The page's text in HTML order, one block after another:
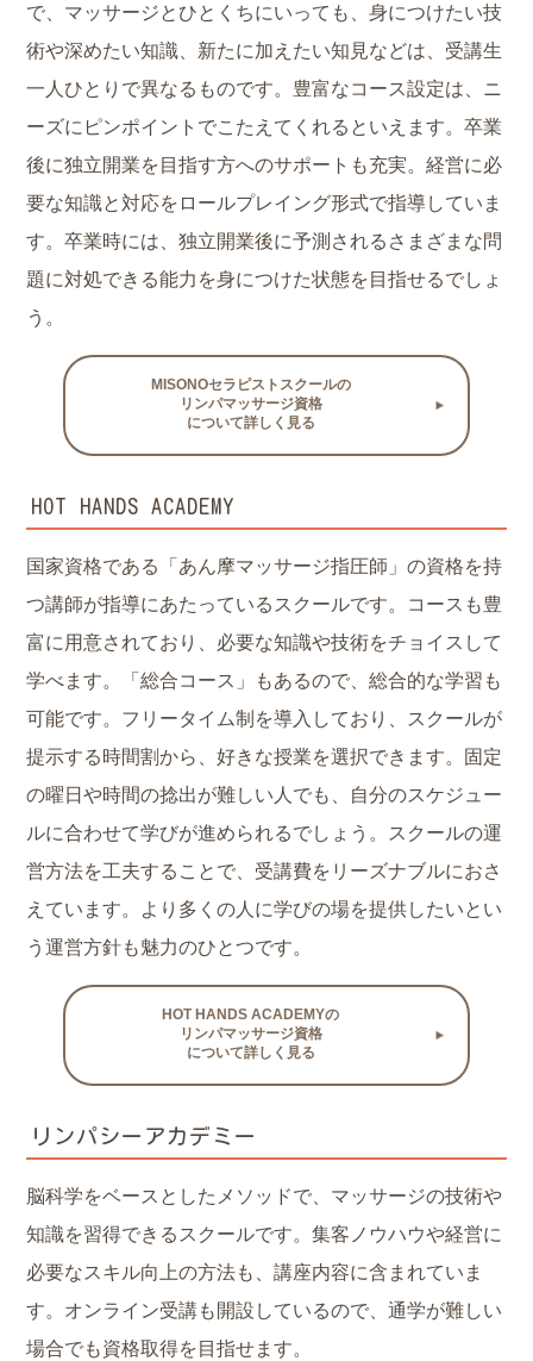
で、マッサージとひとくちにいっても、身につけたい技
術や深めたい知識、新たに加えたい知見などは、受講生
一人ひとりで異なるものです。豊富なコース設定は、ニ
ーズにピンポイントでこたえてくれるといえます。卒業
後に独立開業を目指す方へのサポートも充実。経営に必
要な知識と対応をロールプレイング形式で指導していま
す。卒業時には、独立開業後に予測されるさまざまな問
題に対処できる能力を身につけた状態を目指せるでしょ
う。
MISONOセラピストスクールの
リンパマッサージ資格
について詳しく見る
HOT HANDS ACADEMY
国家資格である「あん摩マッサージ指圧師」の資格を持
つ講師が指導にあたっているスクールです。コースも豊
富に用意されており、必要な知識や技術をチョイスして
学べます。「総合コース」もあるので、総合的な学習も
可能です。フリータイム制を導入しており、スクールが
提示する時間割から、好きな授業を選択できます。固定
の曜日や時間の捻出が難しい人でも、自分のスケジュー
ルに合わせて学びが進められるでしょう。スクールの運
営方法を工夫することで、受講費をリーズナブルにおさ
えています。より多くの人に学びの場を提供したいとい
う運営方針も魅力のひとつです。
HOT HANDS ACADEMYの
リンパマッサージ資格
について詳しく見る
リンパシーアカデミー
脳科学をベースとしたメソッドで、マッサージの技術や
知識を習得できるスクールです。集客ノウハウや経営に
必要なスキル向上の方法も、講座内容に含まれていま
す。オンライン受講も開設しているので、通学が難しい
場合でも資格取得を目指せます。